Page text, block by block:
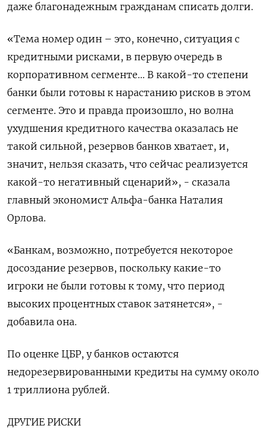
даже благонадежным гражданам списать долги.
«Тема номер один – это, конечно, ситуация с
кредитными рисками, в первую очередь в
корпоративном сегменте... В какой-то степени
банки были готовы к нарастанию рисков в этом
сегменте. Это и правда произошло, но волна
ухудшения кредитного качества оказалась не
такой сильной, резервов банков хватает, и,
значит, нельзя сказать, что сейчас реализуется
какой-то негативный сценарий», - сказала
главный экономист Альфа-банка Наталия
Орлова.
«Банкам, возможно, потребуется некоторое
досоздание резервов, поскольку какие-то
игроки не были готовы к тому, что период
высоких процентных ставок затянется», -
добавила она.
По оценке ЦБР, у банков остаются
недорезервированными кредиты на сумму около
1 триллиона рублей.
ДРУГИЕ РИСКИ